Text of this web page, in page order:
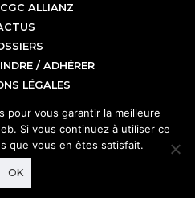
ALLIANZ
/ ADHÉRER
LÉGALES
One
Michelet
La Défense
pour vous garantir la meilleure
Si vous continuez à utiliser ce
que vous en êtes satisfait.
OK